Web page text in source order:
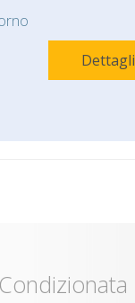
Dettagli